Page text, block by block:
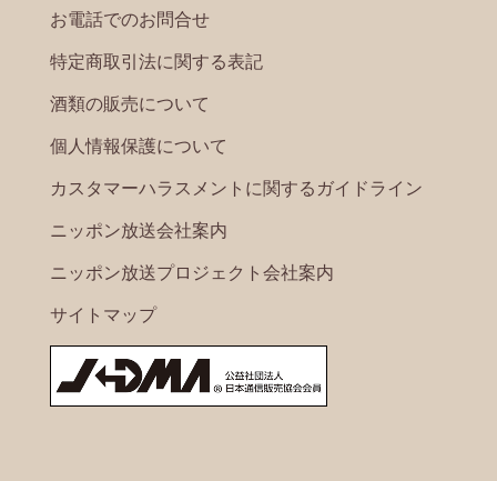
お電話でのお問合せ
特定商取引法に関する表記
酒類の販売について
個人情報保護について
カスタマーハラスメントに関するガイドライン
ニッポン放送会社案内
ニッポン放送プロジェクト会社案内
サイトマップ